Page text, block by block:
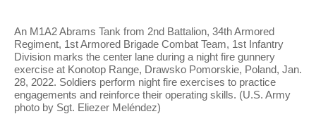
An M1A2 Abrams Tank from 2nd Battalion, 34th Armored
Regiment, 1st Armored Brigade Combat Team, 1st Infantry
Division marks the center lane during a night fire gunnery
exercise at Konotop Range, Drawsko Pomorskie, Poland, Jan.
28, 2022. Soldiers perform night fire exercises to practice
engagements and reinforce their operating skills. (U.S. Army
photo by Sgt. Eliezer Meléndez)